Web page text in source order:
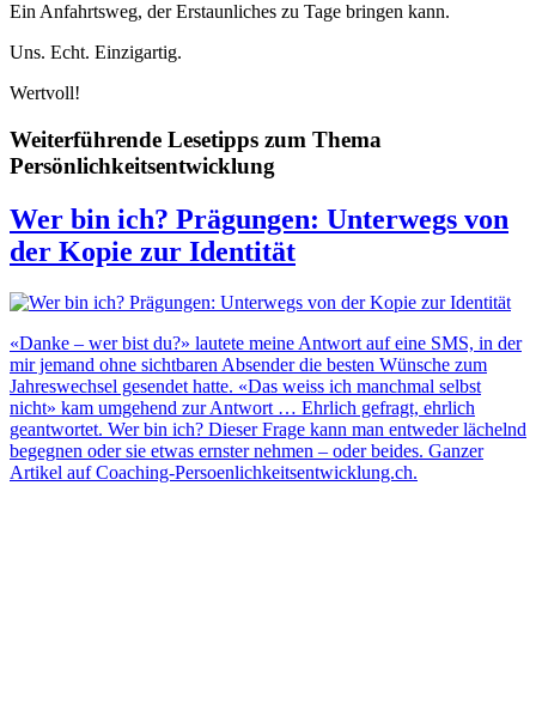
Ein Anfahrtsweg, der Erstaunliches zu Tage bringen kann.
Uns. Echt. Einzigartig.
Wertvoll!
Weiterführende Lesetipps zum Thema
Persönlichkeitsentwicklung
Wer bin ich? Prägungen: Unterwegs von
der Kopie zur Identität
«Danke – wer bist du?» lautete meine Antwort auf eine SMS, in der
mir jemand ohne sichtbaren Absender die besten Wünsche zum
Jahreswechsel gesendet hatte. «Das weiss ich manchmal selbst
nicht» kam umgehend zur Antwort … Ehrlich gefragt, ehrlich
geantwortet. Wer bin ich? Dieser Frage kann man entweder lächelnd
begegnen oder sie etwas ernster nehmen – oder beides. Ganzer
Artikel auf Coaching-Persoenlichkeitsentwicklung.ch.